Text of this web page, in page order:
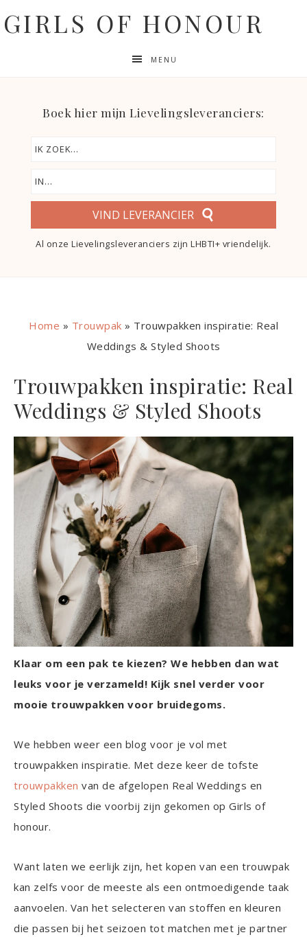
GIRLS OF HONOUR
MENU
Boek hier mijn Lievelingsleveranciers:
VIND LEVERANCIER
Al onze Lievelingsleveranciers zijn LHBTI+ vriendelijk.
Home » Trouwpak » Trouwpakken inspiratie: Real
Weddings & Styled Shoots
Trouwpakken inspiratie: Real
Weddings & Styled Shoots
Klaar om een pak te kiezen? We hebben dan wat
leuks voor je verzameld! Kijk snel verder voor
mooie trouwpakken voor bruidegoms.
We hebben weer een blog voor je vol met
trouwpakken inspiratie. Met deze keer de tofste
trouwpakken van de afgelopen Real Weddings en
Styled Shoots die voorbij zijn gekomen op Girls of
honour.
Want laten we eerlijk zijn, het kopen van een trouwpak
kan zelfs voor de meeste als een ontmoedigende taak
aanvoelen. Van het selecteren van stoffen en kleuren
die passen bij het seizoen tot matchen met je partner